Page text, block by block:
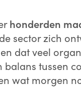
honderden
sector zich
dat veel
balans tussen
wat morgen